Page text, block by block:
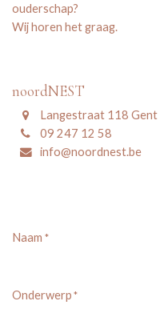
ouderschap?
Wij horen het graag.
noordNEST
Langestraat 118 Gent
09 247 12 58
info@noordnest.be
Naam *
Onderwerp *